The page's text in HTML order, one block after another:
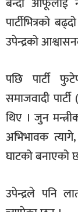
पार्टीभित्रको
उपेन्द्रको
पछि पार्टी
समाजवादी
थिए । जुन
अभिभावक
घाटको बनाएको
उपेन्द्रले पनि